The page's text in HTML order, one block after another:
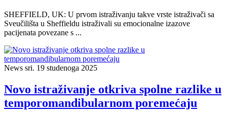
SHEFFIELD, UK: U prvom istraživanju takve vrste istraživači sa
Sveučilišta u Sheffieldu istraživali su emocionalne izazove
pacijenata povezane s ...
News sri. 19 studenoga 2025
Novo istraživanje otkriva spolne razlike u
temporomandibularnom poremećaju